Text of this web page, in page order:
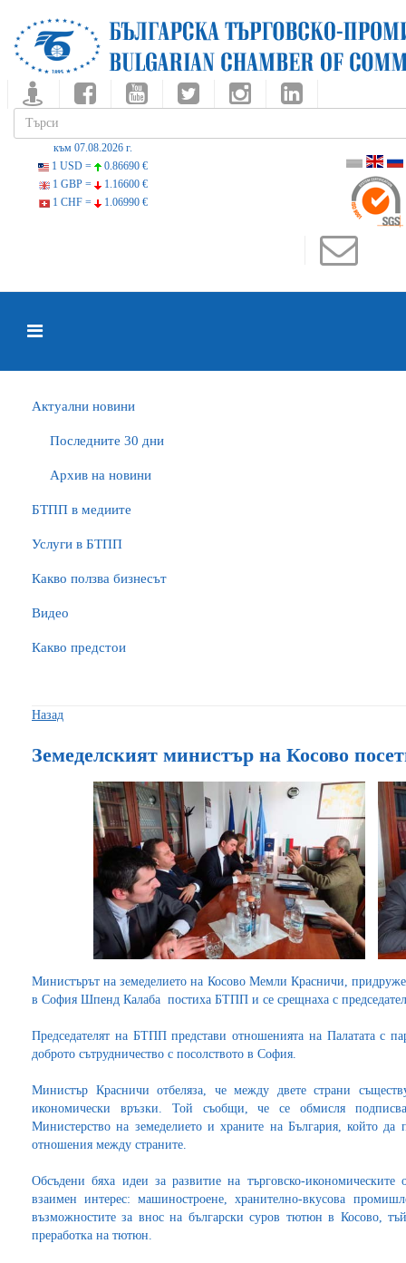
към 07.08.2026 г.
1 USD =
0.86690 €
1 GBP =
1.16600 €
1 CHF =
1.06990 €
Актуални новини
Последните 30 дни
Архив на новини
БTПП в медиите
Услуги в БТПП
Какво ползва бизнесът
Видео
Какво предстои
Назад
Земеделският министър на Косово
Министърът на земеделието на Косово Мемли Красничи,
в София Шпенд Калаба постиха БТПП и се срещнаха с
Председателят на БТПП представи отношенията на Палатата с
доброто сътрудничество с посолството в София.
Министър Красничи отбеляза, че между двете страни
икономически връзки. Той съобщи, че се обмисля
Министерство на земеделието и храните на България, който да
отношения между страните.
Обсъдени бяха идеи за развитие на търговско-
взаимен интерес: машиностроене, хранително-вкусова
възможностите за внос на български суров тютюн в Косово,
преработка на тютюн.